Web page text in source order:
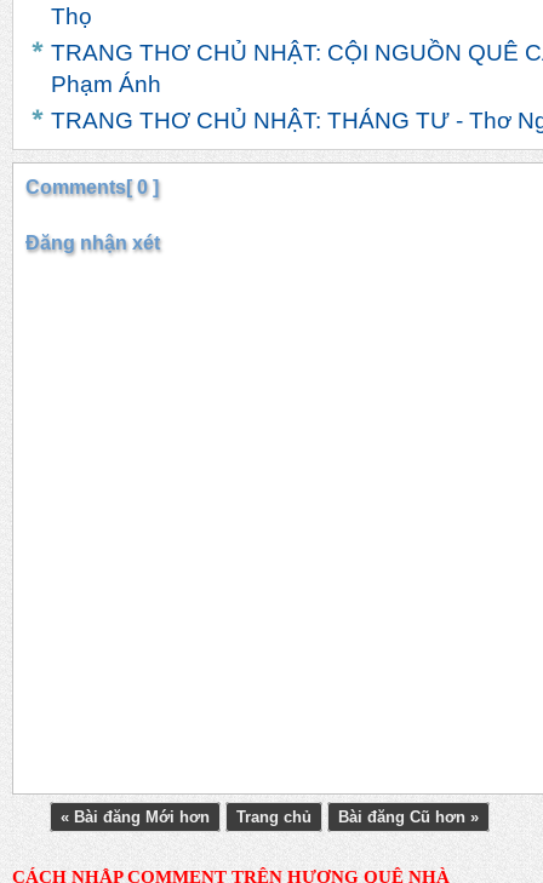
Thọ
TRANG THƠ CHỦ NHẬT: CỘI NGUỒN QUÊ
Phạm Ánh
TRANG THƠ CHỦ NHẬT: THÁNG TƯ - Thơ
Comments[ 0 ]
Đăng nhận xét
« Bài đăng Mới hơn Trang chủ Bài đăng Cũ hơn »
CÁCH NHẬP COMMENT TRÊN HƯƠNG QUÊ NHÀ